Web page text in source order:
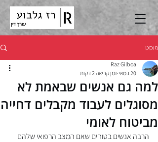
פוסט
למה גם אנשים שבאמת לא
מסוגלים לעבוד מקבלים דחייה
מביטוח לאומי
Raz Gilboa
20 במאי
זמן קריאה 2 דקות
הרבה אנשים בטוחים שאם המצב הרפואי שלהם